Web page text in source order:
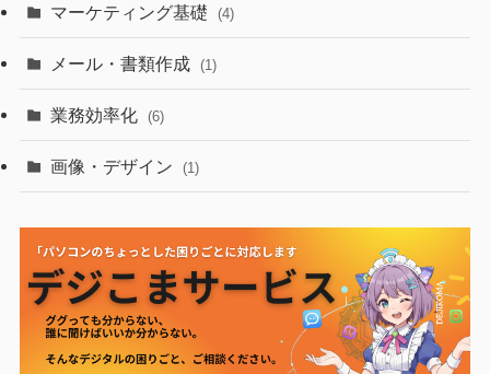
マーケティング基礎 (4)
メール・書類作成 (1)
業務効率化 (6)
画像・デザイン (1)